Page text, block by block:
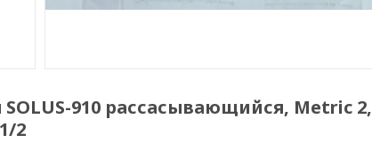
910 рассасывающийся, Metric 2,
2